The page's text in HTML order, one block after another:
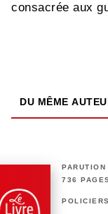
consacrée aux
DU MÊME
736
POLICIERS